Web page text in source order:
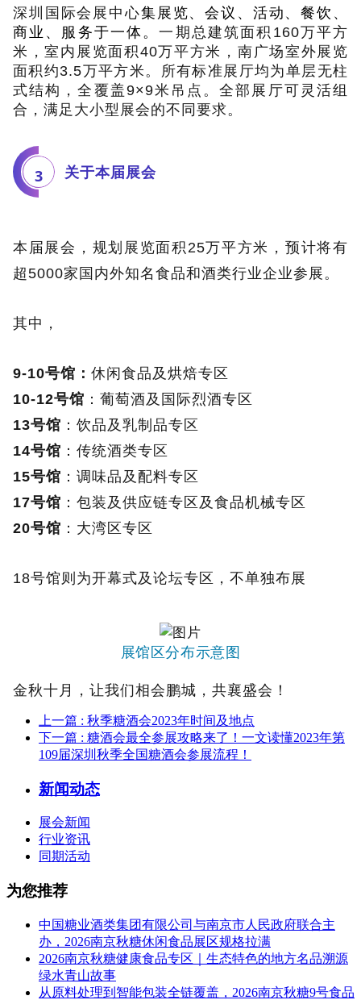
深圳国际会展中心集展览、会议、活动、餐饮、
商业、服务于一体。一期总建筑面积160万平方
米，室内展览面积40万平方米，南广场室外展览
面积约3.5万平方米。所有标准展厅均为单层无柱
式结构，全覆盖9×9米吊点。全部展厅可灵活组
合，满足大小型展会的不同要求。
3 关于本届展会
本届展会， 规划展览面积25万平方米，预计将有
超5000家国内外知名食品和酒类行业企业参展。
其中，
9-10号馆： 休闲食品及烘焙专区
10-12号馆 ：葡萄酒及国际烈酒专区
13号馆 ：饮品及乳制品专区
14号馆 ：传统酒类专区
15号馆 ：调味品及配料专区
17号馆 ：包装及供应链专区及食品机械专区
20号馆 ：大湾区专区
18号馆则为开幕式及论坛专区，不单独布展
展馆区分布示意图
金秋十月，让我们相会鹏城，共襄盛会！
上一篇 : 秋季糖酒会2023年时间及地点
下一篇 : 糖酒会最全参展攻略来了！一文读懂2023年第
109届深圳秋季全国糖酒会参展流程！
新闻动态
展会新闻
行业资讯
同期活动
为您推荐
中国糖业酒类集团有限公司与南京市人民政府联合主
办，2026南京秋糖休闲食品展区规格拉满
2026南京秋糖健康食品专区｜生态特色的地方名品溯源
绿水青山故事
从原料处理到智能包装全链覆盖，2026南京秋糖9号食品